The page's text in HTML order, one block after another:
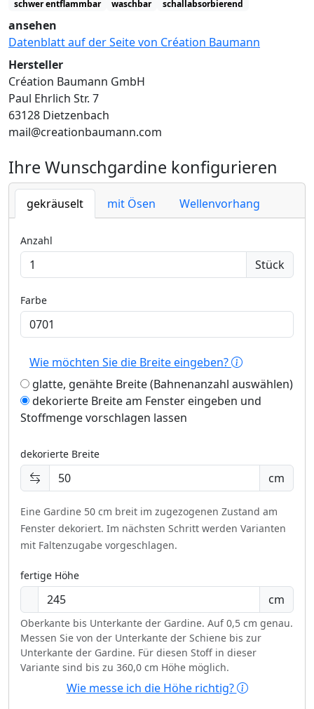
schwer entflammbar waschbar schallabsorbierend
ansehen
Datenblatt auf der Seite von Création Baumann
Hersteller
Création Baumann GmbH
Paul Ehrlich Str. 7
63128 Dietzenbach
mail@creationbaumann.com
Ihre Wunschgardine konfigurieren
gekräuselt mit Ösen Wellenvorhang
Anzahl
Stück
Farbe
Wie möchten Sie die Breite eingeben?
glatte, genähte Breite (Bahnenanzahl auswählen)
dekorierte Breite am Fenster eingeben und
Stoffmenge vorschlagen lassen
dekorierte Breite
cm
Eine Gardine 50 cm breit im zugezogenen Zustand am
Fenster dekoriert. Im nächsten Schritt werden Varianten
mit Faltenzugabe vorgeschlagen.
fertige Höhe
cm
Oberkante bis Unterkante der Gardine. Auf 0,5 cm genau.
Messen Sie von der Unterkante der Schiene bis zur
Unterkante der Gardine. Für diesen Stoff in dieser
Variante sind bis zu 360,0 cm Höhe möglich.
Wie messe ich die Höhe richtig?